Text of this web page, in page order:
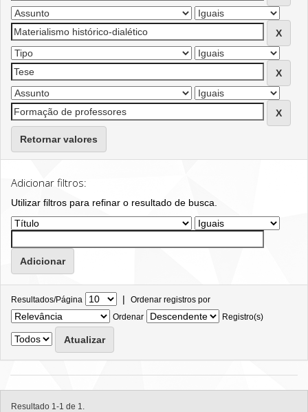
Retornar valores
Adicionar filtros:
Utilizar filtros para refinar o resultado de busca.
Resultados/Página | Ordenar registros por
Ordenar
Registro(s)
Resultado 1-1 de 1.